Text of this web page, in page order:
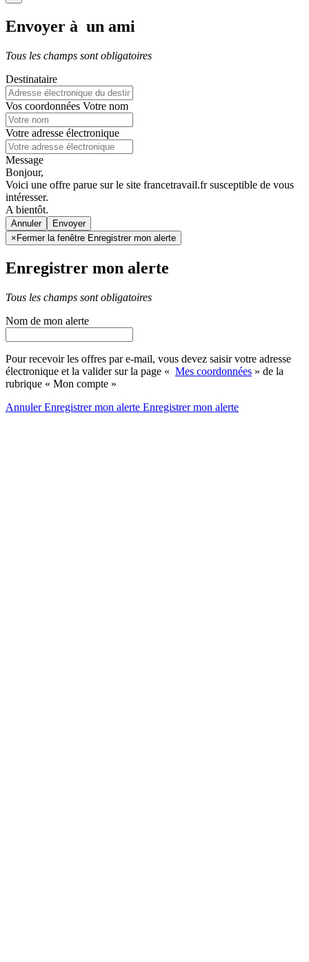
Envoyer à un ami
Tous les champs sont obligatoires
Destinataire
Vos coordonnées Votre nom
Votre adresse électronique
Message
Bonjour,
Voici une offre parue sur le site francetravail.fr susceptible de vous
intéresser.
A bientôt.
Annuler
× Fermer la fenêtre Enregistrer mon alerte
Enregistrer mon alerte
Tous les champs sont obligatoires
Nom de mon alerte
Pour recevoir les offres par e-mail, vous devez saisir votre adresse
électronique et la valider sur la page « Mes coordonnées » de la
rubrique « Mon compte »
AnnulerEnregistrer mon alerte Enregistrermon alerte